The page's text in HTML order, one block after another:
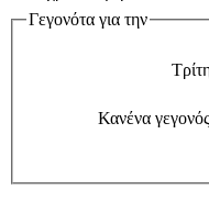
Γεγονότα για την
Κανένα γεγονός